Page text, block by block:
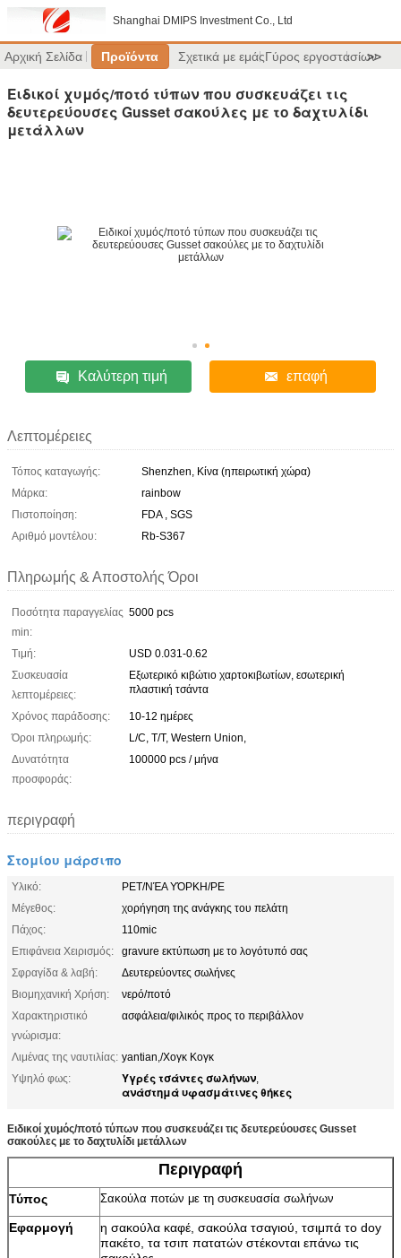
Shanghai DMIPS Investment Co., Ltd
Αρχική Σελίδα Προϊόντα Σχετικά με εμάςΓύρος εργοστασίων
>>
Ειδικοί χυμός/ποτό τύπων που συσκευάζει τις
δευτερεύουσες Gusset σακούλες με το δαχτυλίδι
μετάλλων
Καλύτερη τιμή επαφή
Λεπτομέρειες
Τόπος καταγωγής:
Shenzhen, Κίνα (ηπειρωτική χώρα)
Μάρκα:
rainbow
Πιστοποίηση:
FDA , SGS
Αριθμό μοντέλου:
Rb-S367
Πληρωμής & Αποστολής Όροι
Ποσότητα παραγγελίας
min:
5000 pcs
Τιμή:
USD 0.031-0.62
Συσκευασία
λεπτομέρειες:
Εξωτερικό κιβώτιο χαρτοκιβωτίων, εσωτερική
πλαστική τσάντα
Χρόνος παράδοσης:
10-12 ημέρες
Όροι πληρωμής:
L/C, T/T, Western Union,
Δυνατότητα
προσφοράς:
100000 pcs / μήνα
περιγραφή
Στομίου μάρσιπο
Υλικό:
PET/ΝΈΑ ΥΌΡΚΗ/PE
Μέγεθος:
χορήγηση της ανάγκης του πελάτη
Πάχος:
110mic
Επιφάνεια Χειρισμός:
gravure εκτύπωση με το λογότυπό σας
Σφραγίδα & λαβή:
Δευτερεύοντες σωλήνες
Βιομηχανική Χρήση:
νερό/ποτό
Χαρακτηριστικό
γνώρισμα:
ασφάλεια/φιλικός προς το περιβάλλον
Λιμένας της ναυτιλίας: yantian,/Χογκ Κογκ
Υψηλό φως:
Υγρές τσάντες σωλήνων,
ανάστημά υφασμάτινες θήκες
Ειδικοί χυμός/ποτό τύπων που συσκευάζει τις δευτερεύουσες Gusset
σακούλες με το δαχτυλίδι μετάλλων
Περιγραφή
Τύπος Σακούλα ποτών με τη συσκευασία σωλήνων
Εφαρμογή
η σακούλα καφέ, σακούλα τσαγιού, τσιμπά το doy
πακέτο, τα τσιπ πατατών στέκονται επάνω τις